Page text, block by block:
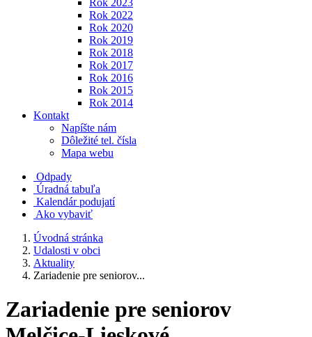
Rok 2023
Rok 2022
Rok 2020
Rok 2019
Rok 2018
Rok 2017
Rok 2016
Rok 2015
Rok 2014
Kontakt
Napíšte nám
Dôležité tel. čísla
Mapa webu
Odpady
Úradná tabuľa
Kalendár podujatí
Ako vybaviť
Úvodná stránka
Udalosti v obci
Aktuality
Zariadenie pre seniorov...
Zariadenie pre seniorov